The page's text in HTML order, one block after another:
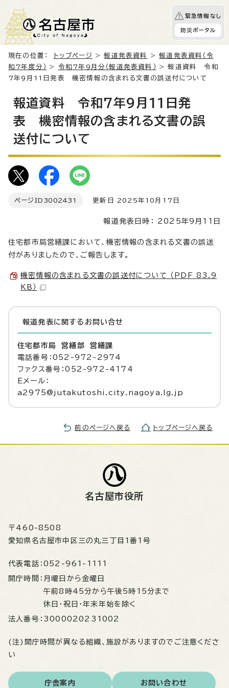
緊急情報なし
防災ポータル
現在の位置： トップページ >報道発表資料 >報道発表資料（令
和7年度分）
> 令和7年9月分（報道発表資料）
> 報道資料 令和
7年9月11日発表 機密情報の含まれる文書の誤送付について
報道資料 令和7年9月11日発
表 機密情報の含まれる文書の誤
送付について
ページID 3002431 更新日 2025年10月17日
報道発表日時： 2025年9月11日
住宅都市局営繕課において、機密情報の含まれる文書の誤送
付がありましたので、ご報告します。
機密情報の含まれる文書の誤送付について （PDF 83.9
KB）
報道発表に関するお問い合せ
住宅都市局 営繕部 営繕課
電話番号：052-972-2974
ファクス番号：052-972-4174
Eメール：
a2975@jutakutoshi.city.nagoya.lg.jp
前のページへ戻る トップページへ戻る
名古屋市役所
〒460-8508
愛知県名古屋市中区三の丸三丁目1番1号
代表電話： 052-961-1111
開庁時間： 月曜日から金曜日
午前8時45分から午後5時15分まで
休日・祝日・年末年始を除く
法人番号： 3000020231002
(注)開庁時間が異なる組織、施設がありますのでご注意くださ
い
庁舎案内 お問い合わせ